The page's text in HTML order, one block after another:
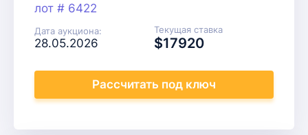
лот # 6422
Дата аукциона:
28.05.2026
Текущая ставка
$17920
Рассчитать под ключ